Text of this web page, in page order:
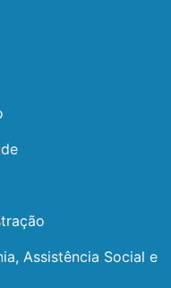
Assistência Social e